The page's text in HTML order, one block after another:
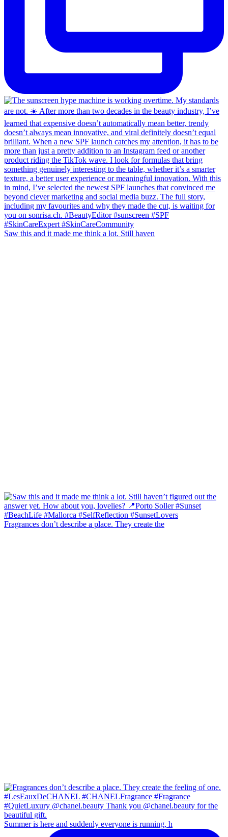
Saw this and it made me think a lot. Still haven
Fragrances don’t describe a place. They create the
Summer is here and suddenly everyone is running, h